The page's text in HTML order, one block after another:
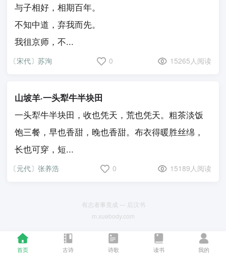
首页 古诗 诗歌 读书 我的
与子相好，相期百年。
不知中道，弃我而先。
我徂京师，不...
〔宋代〕苏洵 0 15265人阅读
山坡羊·一头犁牛半块田
一头犁牛半块田，收也凭天，荒也凭天。粗茶淡饭
饱三餐，早也香甜，晚也香甜。布衣得暖胜丝绵，
长也可穿，短...
〔元代〕张养浩 0 15189人阅读
有志者事竟成 — 后汉书
m.xuebody.com